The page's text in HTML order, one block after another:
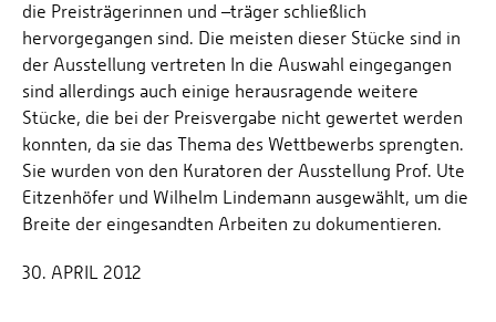
die Preisträgerinnen und –träger schließlich
hervorgegangen sind. Die meisten dieser Stücke sind in
der Ausstellung vertreten In die Auswahl eingegangen
sind allerdings auch einige herausragende weitere
Stücke, die bei der Preisvergabe nicht gewertet werden
konnten, da sie das Thema des Wettbewerbs sprengten.
Sie wurden von den Kuratoren der Ausstellung Prof. Ute
Eitzenhöfer und Wilhelm Lindemann ausgewählt, um die
Breite der eingesandten Arbeiten zu dokumentieren.
30. APRIL 2012